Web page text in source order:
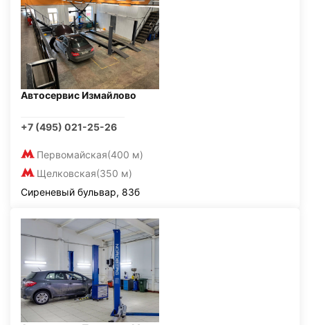
Автосервис Измайлово
+7 (495) 021-25-26
Первомайская(400 м)
Щелковская(350 м)
Сиреневый бульвар, 83б